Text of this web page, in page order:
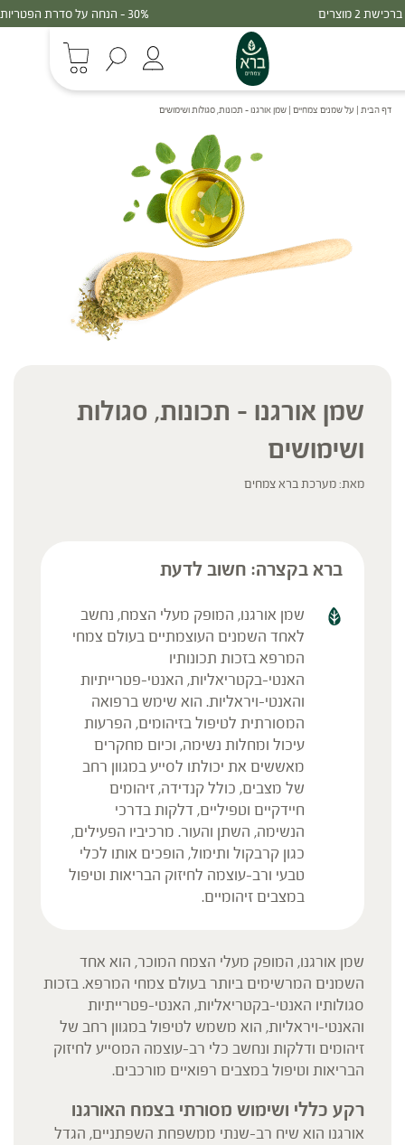
30% - הנחה על סדרת הפטריות ברכישת 3 מוצרים
דף הבית | על שמנים צמחיים | שמן אורגנו – תכונות, סגולות ושימושים
שמן אורגנו – תכונות, סגולות
ושימושים
מאת: מערכת ברא צמחים
ברא בקצרה: חשוב לדעת
שמן אורגנו, המופק מעלי הצמח, נחשב
לאחד השמנים העוצמתיים בעולם צמחי
המרפא בזכות תכונותיו
האנטי-בקטריאליות, האנטי-פטרייתיות
והאנטי-ויראליות. הוא שימש ברפואה
המסורתית לטיפול בזיהומים, הפרעות
עיכול ומחלות נשימה, וכיום מחקרים
מאששים את יכולתו לסייע במגוון רחב
של מצבים, כולל קנדידה, זיהומים
חיידקיים וטפיליים, דלקות בדרכי
הנשימה, השתן והעור. מרכיביו הפעילים,
כגון קרבקול ותימול, הופכים אותו לכלי
טבעי ורב-עוצמה לחיזוק הבריאות וטיפול
במצבים זיהומיים.
שמן אורגנו, המופק מעלי הצמח המוכר, הוא אחד
השמנים המרשימים ביותר בעולם צמחי המרפא. בזכות
סגולותיו האנטי-בקטריאליות, האנטי-פטרייתיות
והאנטי-ויראליות, הוא משמש לטיפול במגוון רחב של
זיהומים ודלקות ונחשב כלי רב-עוצמה המסייע לחיזוק
הבריאות וטיפול במצבים רפואיים מורכבים.
רקע כללי ושימוש מסורתי בצמח האורגנו
אורגנו הוא שיח רב-שנתי ממשפחת השפתניים, הגדל